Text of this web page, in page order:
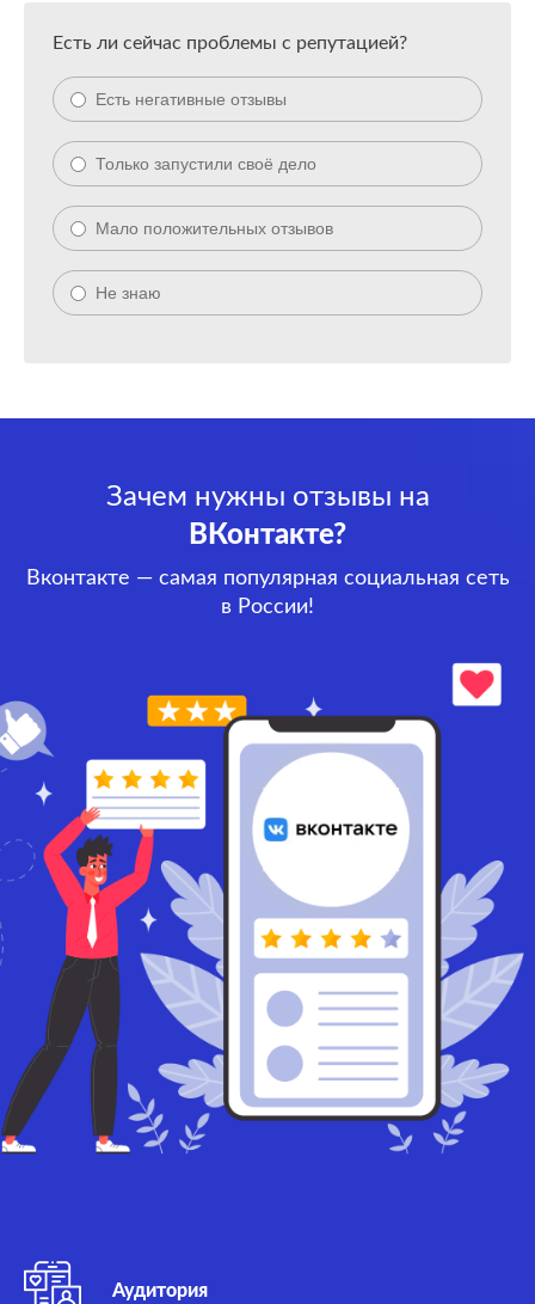
Есть ли сейчас проблемы с репутацией?
Есть негативные отзывы
Только запустили своё дело
Мало положительных отзывов
Не знаю
Зачем нужны отзывы на
ВКонтакте?
Вконтакте — самая популярная социальная сеть
в России!
Аудитория